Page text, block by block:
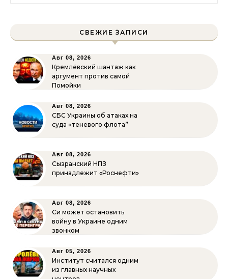
СВЕЖИЕ ЗАПИСИ
Авг 08, 2026
Кремлёвский шантаж как
аргумент против самой
Помойки
Авг 08, 2026
СБС Украины об атаках на
суда «теневого флота”
Авг 08, 2026
Сызранский НПЗ
принадлежит «Роснефти»
Авг 08, 2026
Си может остановить
войну в Украине одним
звонком
Авг 05, 2026
Институт считался одним
из главных научных